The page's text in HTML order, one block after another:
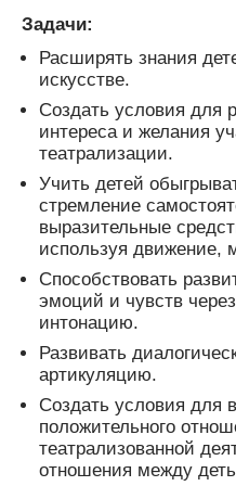
Задачи:
Расширять знания
искусстве.
Создать условия для
интереса и желания
театрализации.
Учить детей
стремление
выразительные
используя движение,
Способствовать
эмоций и чувств
интонацию.
Развивать
артикуляцию.
Создать условия для
положительного
театрализованной
отношения между